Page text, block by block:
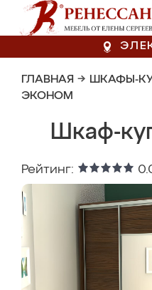
ГЛАВНАЯ → ШКАФЫ-
ЭКОНОМ
Шкаф-
Рейтинг: